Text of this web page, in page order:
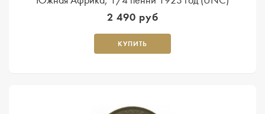
2 490 руб
КУПИТЬ